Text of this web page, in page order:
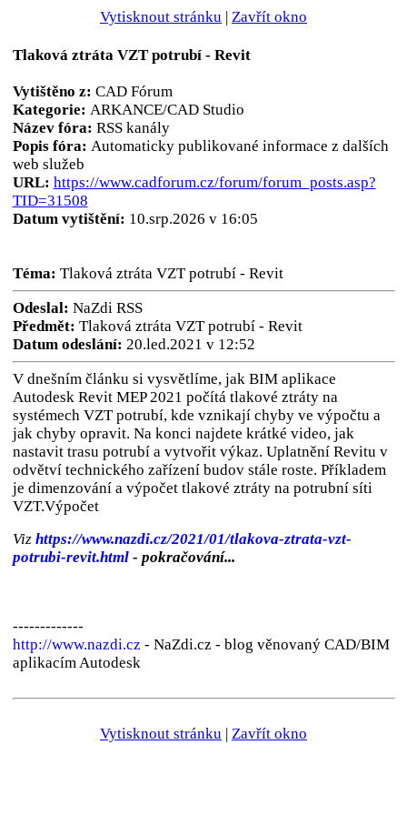
Vytisknout stránku | Zavřít okno
Tlaková ztráta VZT potrubí - Revit
Vytištěno z: CAD Fórum
Kategorie: ARKANCE/CAD Studio
Název fóra: RSS kanály
Popis fóra: Automaticky publikované informace z dalších
web služeb
URL: https://www.cadforum.cz/forum/forum_posts.asp?
TID=31508
Datum vytištění: 10.srp.2026 v 16:05
Téma: Tlaková ztráta VZT potrubí - Revit
Odeslal: NaZdi RSS
Předmět: Tlaková ztráta VZT potrubí - Revit
Datum odeslání: 20.led.2021 v 12:52
V dnešním článku si vysvětlíme, jak BIM aplikace
Autodesk Revit MEP 2021 počítá tlakové ztráty na
systémech VZT potrubí, kde vznikají chyby ve výpočtu a
jak chyby opravit. Na konci najdete krátké video, jak
nastavit trasu potrubí a vytvořit výkaz. Uplatnění Revitu v
odvětví technického zařízení budov stále roste. Příkladem
je dimenzování a výpočet tlakové ztráty na potrubní síti
VZT.Výpočet
Viz https://www.nazdi.cz/2021/01/tlakova-ztrata-vzt-
potrubi-revit.html- pokračování...
-------------
http://www.nazdi.cz - NaZdi.cz - blog věnovaný CAD/BIM
aplikacím Autodesk
Vytisknout stránku | Zavřít okno